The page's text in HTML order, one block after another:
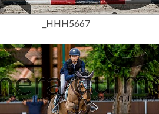
_HHH5667